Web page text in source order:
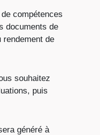
compétences
documents de
rendement de
souhaitez
puis
généré à